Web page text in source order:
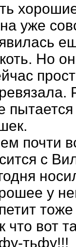
уже
Но
почти
с
у
что вот
тьфу!!!